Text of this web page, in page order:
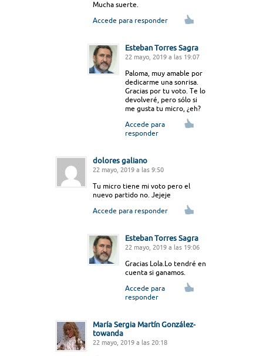
Mucha suerte.
Accede para responder
Esteban Torres Sagra
22 mayo, 2019 a las 19:07
Paloma, muy amable por
dedicarme una sonrisa.
Gracias por tu voto. Te lo
devolveré, pero sólo si
me gusta tu micro, ¿eh?
Accede para
responder
dolores galiano
22 mayo, 2019 a las 9:50
Tu micro tiene mi voto pero el
nuevo partido no. Jejeje
Accede para responder
Esteban Torres Sagra
22 mayo, 2019 a las 19:06
Gracias Lola.Lo tendré en
cuenta si ganamos.
Accede para
responder
María Sergia Martín González-
towanda
22 mayo, 2019 a las 20:18